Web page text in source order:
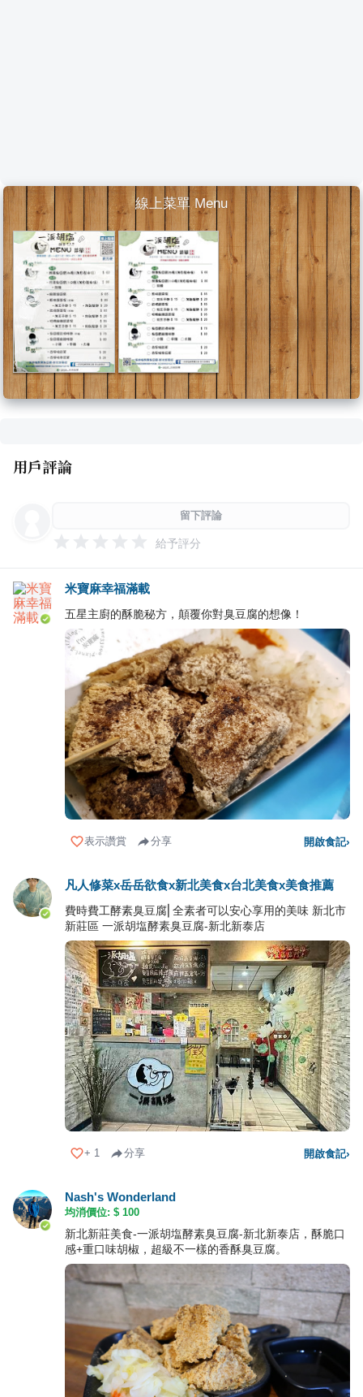
線上菜單 Menu
用戶評論
留下評論
給予評分
米寶麻幸福滿載
五星主廚的酥脆秘方，顛覆你對臭豆腐的想像！
表示讚賞 分享 開啟食記›
凡人修菜x岳岳欲食x新北美食x台北美食x美食推薦
費時費工酵素臭豆腐⎜全素者可以安心享用的美味 新北市
新莊區 一派胡塩酵素臭豆腐-新北新泰店
+ 1 分享 開啟食記›
Nash's Wonderland
均消價位: $ 100
新北新莊美食-一派胡塩酵素臭豆腐-新北新泰店，酥脆口
感+重口味胡椒，超級不一樣的香酥臭豆腐。